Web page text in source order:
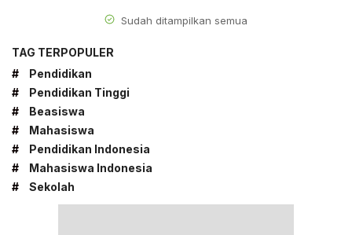
Sudah ditampilkan semua
TAG TERPOPULER
#
Pendidikan
#
Pendidikan Tinggi
#
Beasiswa
#
Mahasiswa
#
Pendidikan Indonesia
#
Mahasiswa Indonesia
#
Sekolah